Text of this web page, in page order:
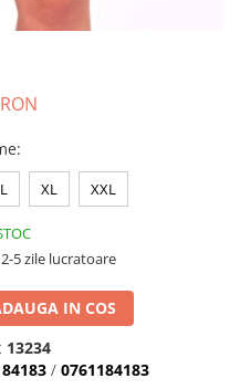
:
L XL XXL
2-5 zile lucratoare
IN COS
13234
/ 0761184183